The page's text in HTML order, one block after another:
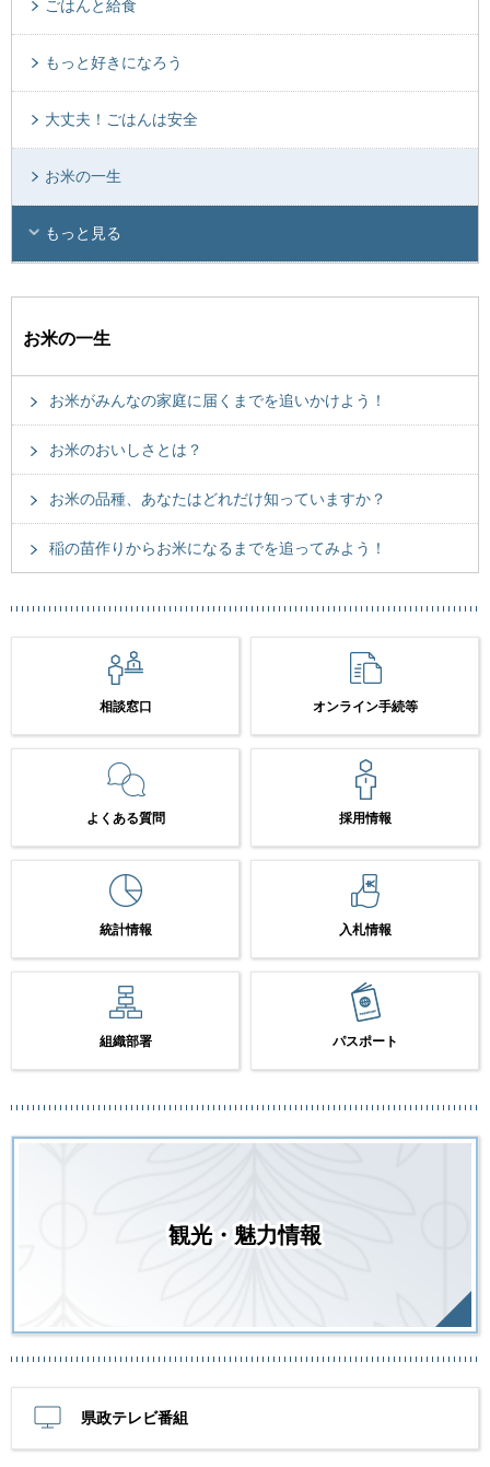
ごはんと給食
もっと好きになろう
大丈夫！ごはんは安全
お米の一生
もっと見る
お米の一生
お米がみんなの家庭に届くまでを追いかけよう！
お米のおいしさとは？
お米の品種、あなたはどれだけ知っていますか？
稲の苗作りからお米になるまでを追ってみよう！
相談窓口 オンライン手続等
よくある質問 採用情報
統計情報 入札情報
組織部署 パスポート
観光・魅力情報
県政テレビ番組